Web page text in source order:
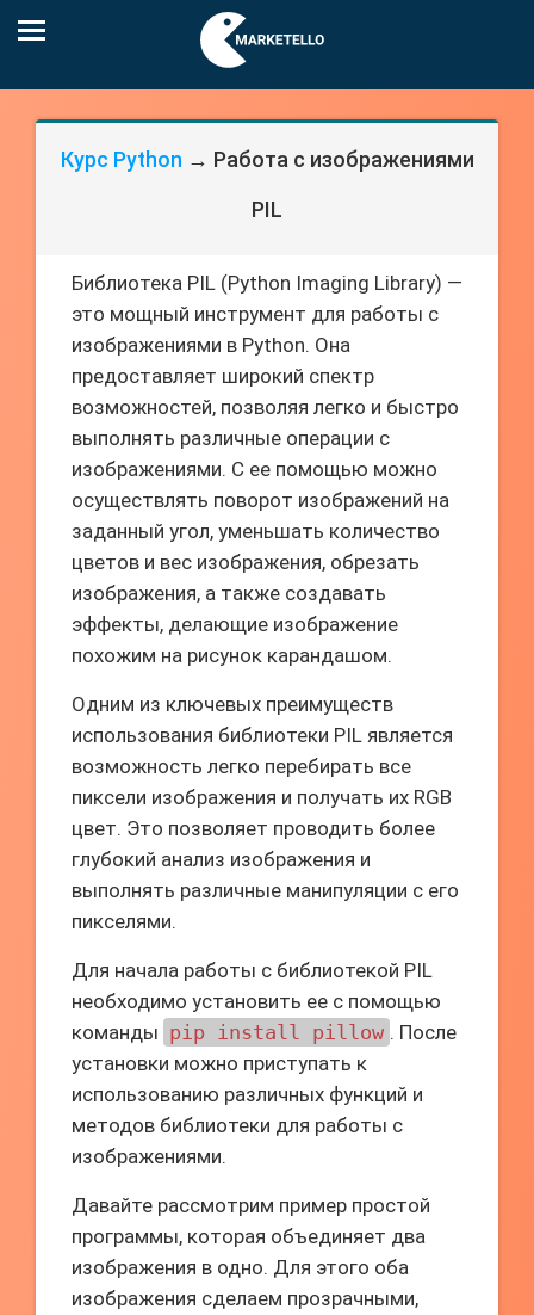
Курс Python → Работа с изображениями
PIL
Библиотека PIL (Python Imaging Library) —
это мощный инструмент для работы с
изображениями в Python. Она
предоставляет широкий спектр
возможностей, позволяя легко и быстро
выполнять различные операции с
изображениями. С ее помощью можно
осуществлять поворот изображений на
заданный угол, уменьшать количество
цветов и вес изображения, обрезать
изображения, а также создавать
эффекты, делающие изображение
похожим на рисунок карандашом.
Одним из ключевых преимуществ
использования библиотеки PIL является
возможность легко перебирать все
пиксели изображения и получать их RGB
цвет. Это позволяет проводить более
глубокий анализ изображения и
выполнять различные манипуляции с его
пикселями.
Для начала работы с библиотекой PIL
необходимо установить ее с помощью
команды pip install pillow . После
установки можно приступать к
использованию различных функций и
методов библиотеки для работы с
изображениями.
Давайте рассмотрим пример простой
программы, которая объединяет два
изображения в одно. Для этого оба
изображения сделаем прозрачными,